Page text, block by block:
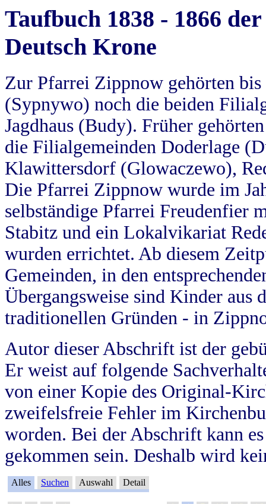
Taufbuch 1838 - 1866
Deutsch Krone
Zur Pfarrei Zippnow gehörten
(Sypnywo) noch die beiden
Jagdhaus (Budy). Früher
die Filialgemeinden Doderlage
Klawittersdorf (Glowaczewo),
Die Pfarrei Zippnow wurde im
selbständige Pfarrei Freudenfier
Stabitz und ein Lokalvikariat
wurden errichtet. Ab diesem
Gemeinden, in den
Übergangsweise sind Kinder aus
traditionellen Gründen - in
Autor dieser Abschrift ist der
Er weist auf folgende
von einer Kopie des Original-
zweifelsfreie Fehler im
worden. Bei der Abschrift kann
gekommen sein. Deshalb wird
Alles Suchen Auswahl Detail